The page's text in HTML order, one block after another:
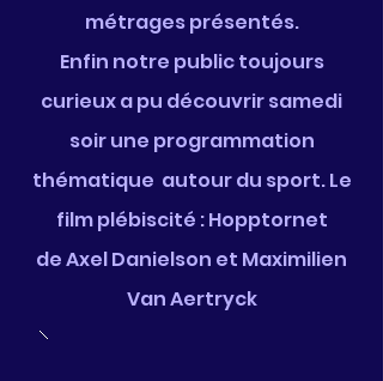
métrages présentés.
Enfin notre public toujours
curieux a pu découvrir samedi
soir une programmation
thématique autour du sport. Le
film plébiscité : Hopptornet
deAxel Danielson et Maximilien
Van Aertryck